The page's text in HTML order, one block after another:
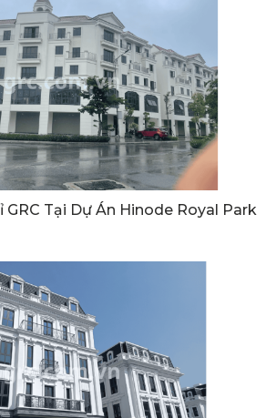
GRC Tại Dự Án Hinode Royal Park